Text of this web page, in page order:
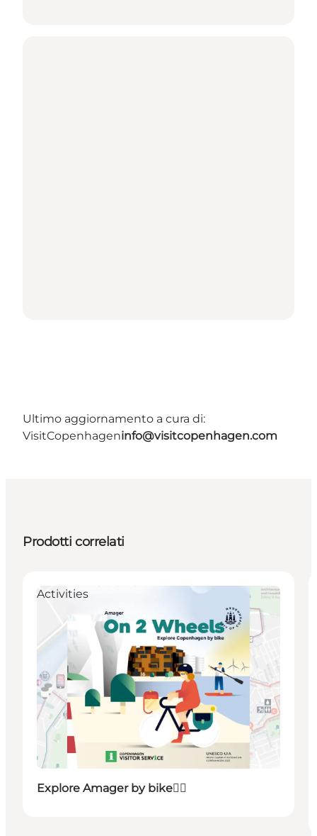
Ultimo aggiornamento a cura di:
VisitCopenhageninfo@visitcopenhagen.com
Prodotti correlati
Activities
Explore Amager by bike🚴‍♀️